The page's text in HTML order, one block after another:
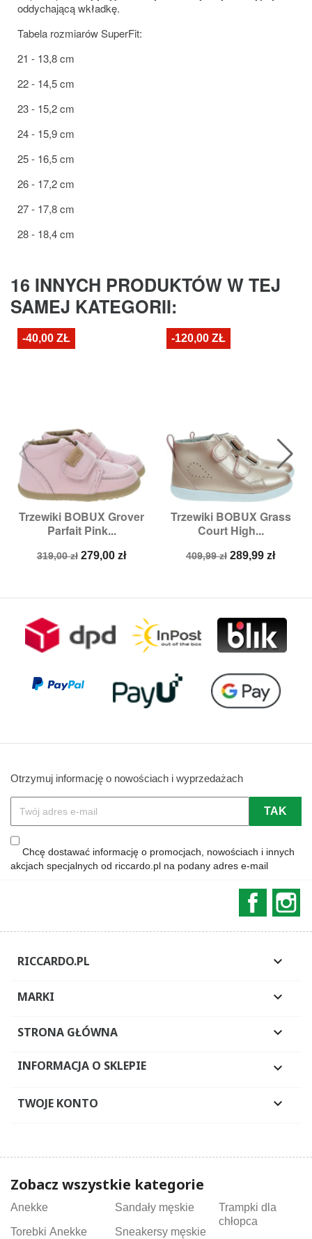
oddychającą wkładkę.
Tabela rozmiarów SuperFit:
21 - 13,8 cm
22 - 14,5 cm
23 - 15,2 cm
24 - 15,9 cm
25 - 16,5 cm
26 - 17,2 cm
27 - 17,8 cm
28 - 18,4 cm
16 INNYCH PRODUKTÓW W TEJ
SAMEJ KATEGORII:
Trzewiki BOBUX Grover
Parfait Pink...
Cena
319,00 zł Cena
279,00 zł
-40,00 ZŁ
Trzewiki BOBUX Grass
Court High...
Cena
409,99 zł Cena
289,99 zł
-120,00 ZŁ
Otrzymuj informację o nowościach i wyprzedażach
Chcę dostawać informację o promocjach, nowościach i innych
akcjach specjalnych od riccardo.pl na podany adres e-mail
RICCARDO.PL 
MARKI 
STRONA GŁÓWNA 
INFORMACJA O SKLEPIE 
TWOJE KONTO 
Zobacz wszystkie kategorie
Anekke
Torebki Anekke
Sandały męskie
Sneakersy męskie
Trampki dla
chłopca